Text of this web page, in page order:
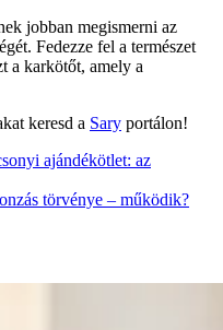
jobban megismerni az
Fedezze fel a természet
a karkötőt, amely a
keresd a Sary portálon!
ajándékötlet: az
törvénye – működik?